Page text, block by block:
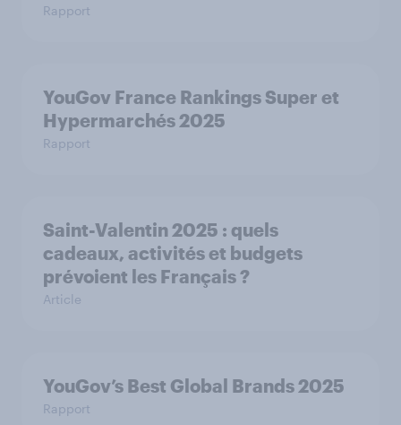
Rapport
YouGov France Rankings Super et
Hypermarchés 2025
Rapport
Saint-Valentin 2025 : quels
cadeaux, activités et budgets
prévoient les Français ?
Article
YouGov’s Best Global Brands 2025
Rapport